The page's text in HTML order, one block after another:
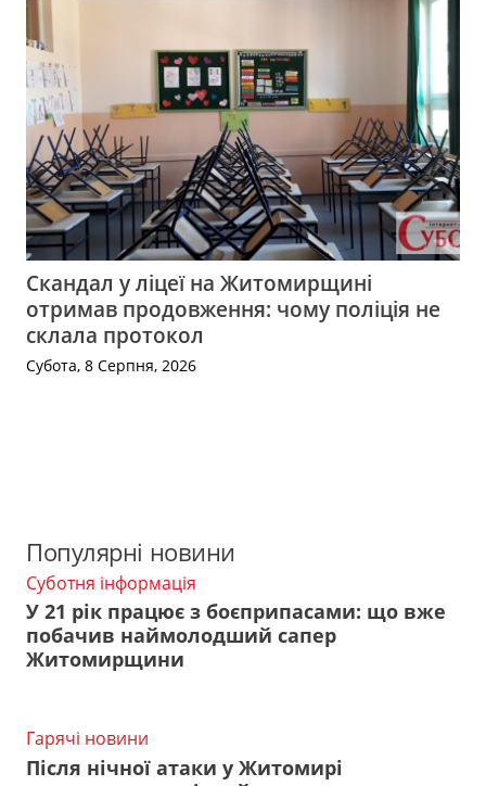
Скандал у ліцеї на Житомирщині
отримав продовження: чому поліція не
склала протокол
Субота, 8 Серпня, 2026
Популярні новини
Суботня інформація
У 21 рік працює з боєприпасами: що вже
побачив наймолодший сапер
Житомирщини
Гарячі новини
Після нічної атаки у Житомирі